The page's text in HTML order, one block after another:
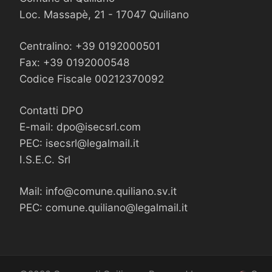
Loc. Massapè, 21 - 17047 Quiliano
Centralino: +39 0192000501
Fax: +39 0192000548
Codice Fiscale 00212370092
Contatti DPO
E-mail: dpo@isecsrl.com
PEC: isecsrl@legalmail.it
I.S.E.C. Srl
Mail: info@comune.quiliano.sv.it
PEC: comune.quiliano@legalmail.it